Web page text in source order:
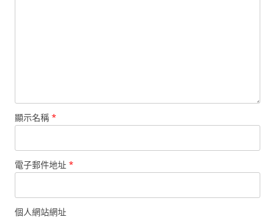
顯示名稱 *
電子郵件地址 *
個人網站網址